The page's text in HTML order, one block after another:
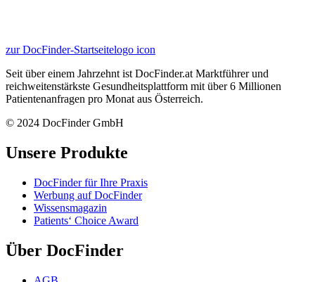
zur DocFinder-Startseitelogo icon
Seit über einem Jahrzehnt ist DocFinder.at Marktführer und
reichweitenstärkste Gesundheitsplattform mit über 6 Millionen
Patientenanfragen pro Monat aus Österreich.
© 2024 DocFinder GmbH
Unsere Produkte
DocFinder für Ihre Praxis
Werbung auf DocFinder
Wissensmagazin
Patients‘ Choice Award
Über DocFinder